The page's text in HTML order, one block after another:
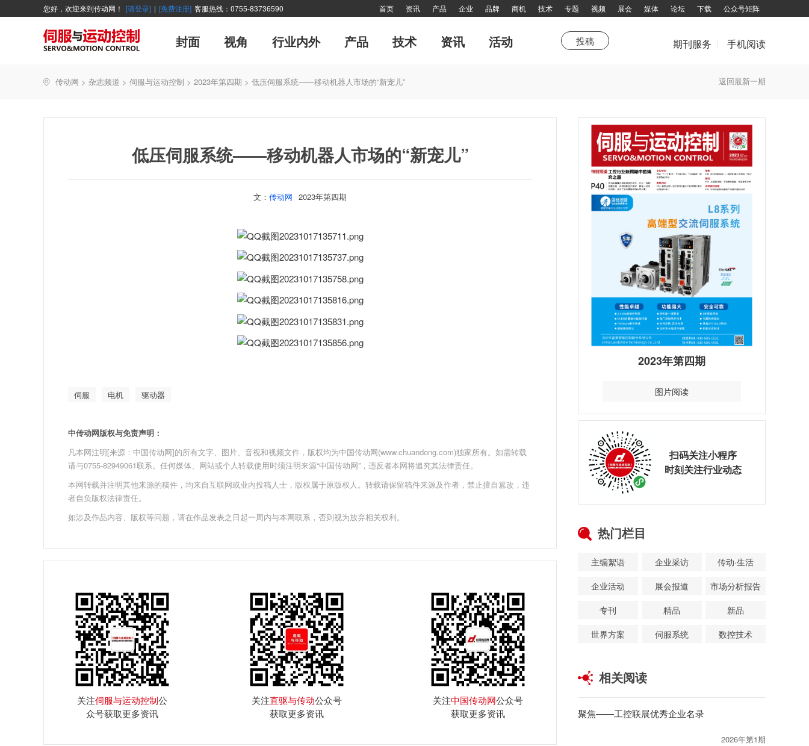
您好，欢迎来到传动网！ [请登录] | [免费注册] 客服热线：0755-83736590 首页 资讯 产品 企业 品牌 商机 技术 专题 视频 展会 媒体 论坛 下载 公众号矩阵
封面 视角
产业活动
行业内外
企业管理
产品 技术
智能制造
技术与应用
资讯 活动 投稿 期刊服务
拨打电话咨询：13751143319 余女士
邮箱：chuandong@chuandong.cn
手机阅读
传动网 > 杂志频道 > 伺服与运动控制 > 2023年第四期 > 低压伺服系统——移动机器人市场的“新宠儿” 返回最新一期
低压伺服系统——移动机器人市场的“新宠儿”
文： 传动网 2023年第四期
伺服 电机 驱动器
中传动网版权与免责声明：
凡本网注明[来源：中国传动网]的所有文字、图片、音视和视频文件，版权均为中国传动网(www.chuandong.com)独家所有。如需转载
请与0755-82949061联系。任何媒体、网站或个人转载使用时须注明来源“中国传动网”，违反者本网将追究其法律责任。
本网转载并注明其他来源的稿件，均来自互联网或业内投稿人士，版权属于原版权人。转载请保留稿件来源及作者，禁止擅自篡改，违
者自负版权法律责任。
如涉及作品内容、版权等问题，请在作品发表之日起一周内与本网联系，否则视为放弃相关权利。
关注伺服与运动控制公
众号获取更多资讯
关注直驱与传动公众号
获取更多资讯
关注中国传动网公众号
获取更多资讯
2023年第四期
图片阅读
扫码关注小程序
时刻关注行业动态
热门栏目
主编絮语 企业采访
传动·生活
企业活动
展会报道
市场分析报告
专刊
精品
新品
世界方案
伺服系统 数控技术
相关阅读
聚焦——工控联展优秀企业名录
2026年第1期